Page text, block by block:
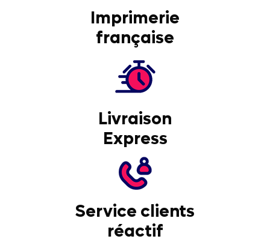
Imprimerie
française
Livraison
Express
Service clients
réactif